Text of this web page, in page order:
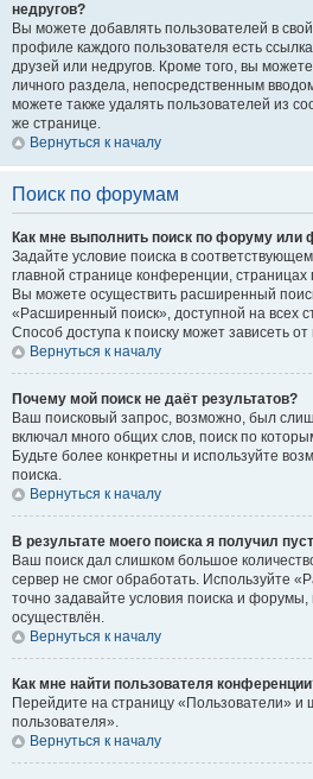
недругов?
Вы можете добавлять пользователей в
профиле каждого пользователя есть
друзей или недругов. Кроме того, вы
личного раздела, непосредственным
можете также удалять пользователей из
же странице.
Вернуться к началу
Поиск по форумам
Как мне выполнить поиск по форуму или
Задайте условие поиска в
главной странице конференции,
Вы можете осуществить расширенный
«Расширенный поиск», доступной на всех
Способ доступа к поиску может зависеть
Вернуться к началу
Почему мой поиск не даёт результатов?
Ваш поисковый запрос, возможно, был
включал много общих слов, поиск по
Будьте более конкретны и используйте
поиска.
Вернуться к началу
В результате моего поиска я получил
Ваш поиск дал слишком большое
сервер не смог обработать. Используйте
точно задавайте условия поиска и
осуществлён.
Вернуться к началу
Как мне найти пользователя
Перейдите на страницу «Пользователи» и
пользователя».
Вернуться к началу